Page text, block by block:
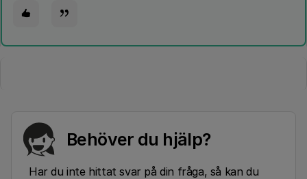
Behöver du hjälp?
Har du inte hittat svar på din fråga, så kan du